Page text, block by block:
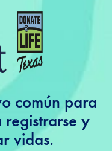
común para
y
vidas.